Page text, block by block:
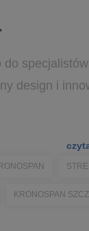
do
design i
KRONOSPAN